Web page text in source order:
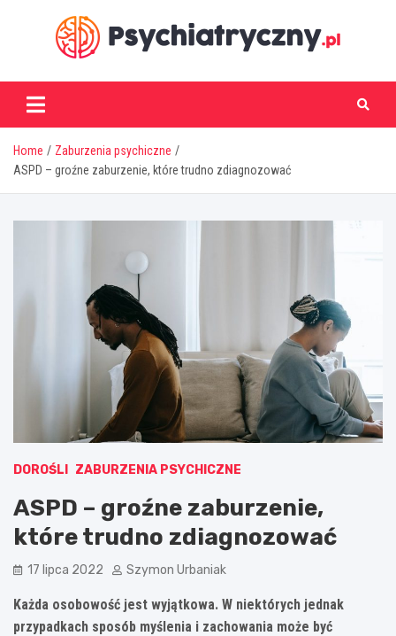
psychiatryczny.pl
Home
Zaburzenia psychiczne
ASPD – groźne zaburzenie, które trudno zdiagnozować
DOROŚLI ZABURZENIA PSYCHICZNE
ASPD – groźne zaburzenie,
które trudno zdiagnozować
17 lipca 2022 Szymon Urbaniak
Każda osobowość jest wyjątkowa. W niektórych jednak
przypadkach sposób myślenia i zachowania może być